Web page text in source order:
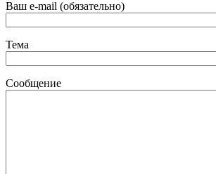
Ваш e-mail (обязательно)
Тема
Сообщение